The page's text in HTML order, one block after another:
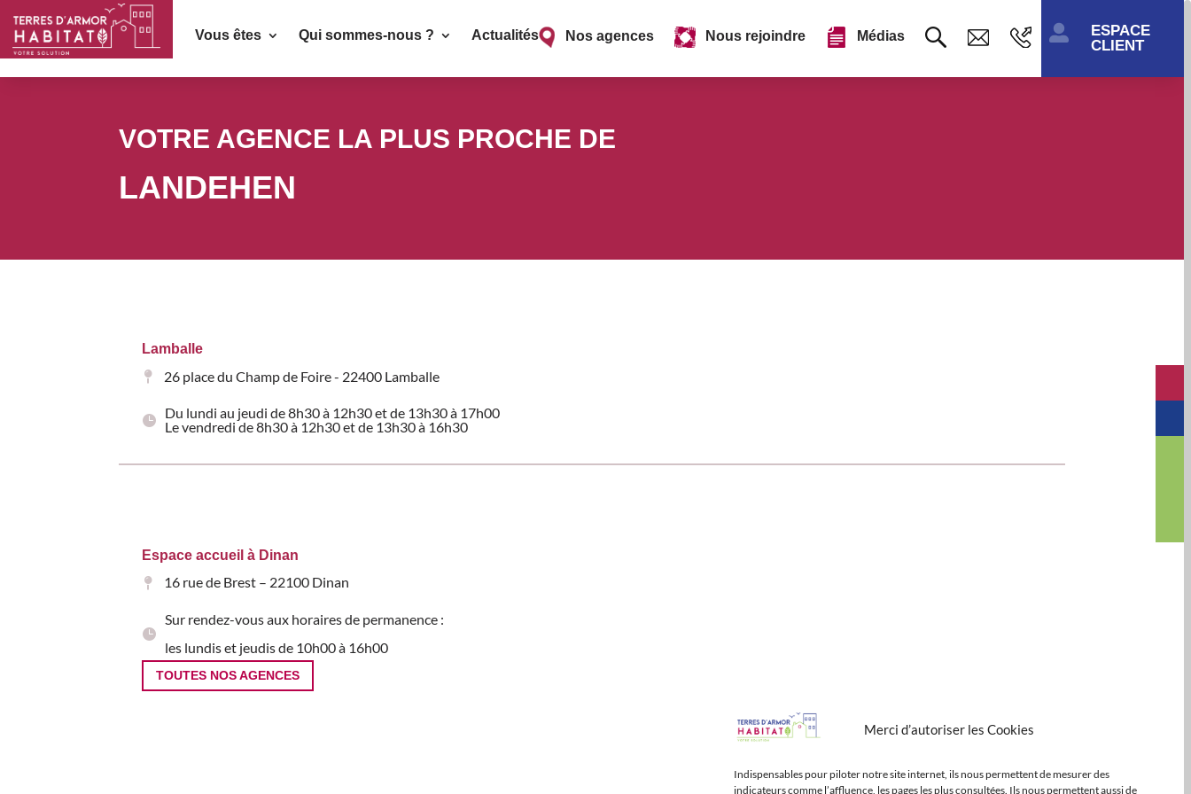
Merci d’autoriser les Cookies
Indispensables pour piloter notre site internet, ils nous permettent de mesurer des
indicateurs comme l’affluence, les pages les plus consultées. Ils nous permettent aussi de
Vous êtes Qui sommes-nous ? Actualités Nos agences Nous rejoindre Médias 
ESPACE
CLIENT
VOTRE AGENCE LA PLUS PROCHE DE
LANDEHEN
Lamballe
26 place du Champ de Foire - 22400 Lamballe
Du lundi au jeudi de 8h30 à 12h30 et de 13h30 à 17h00
Le vendredi de 8h30 à 12h30 et de 13h30 à 16h30
Espace accueil à Dinan
16 rue de Brest – 22100 Dinan
Sur rendez-vous aux horaires de permanence :
les lundis et jeudis de 10h00 à 16h00
TOUTES NOS AGENCES